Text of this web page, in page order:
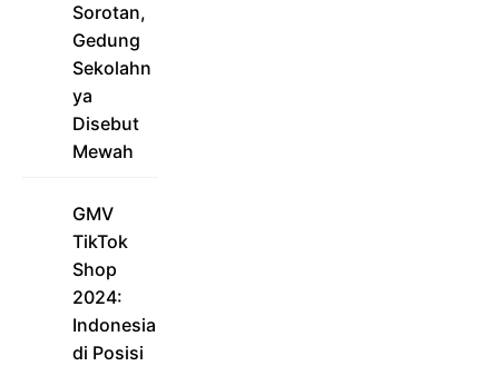
Sorotan,
Gedung
Sekolahn
ya
Disebut
Mewah
GMV
TikTok
Shop
2024:
Indonesia
di Posisi